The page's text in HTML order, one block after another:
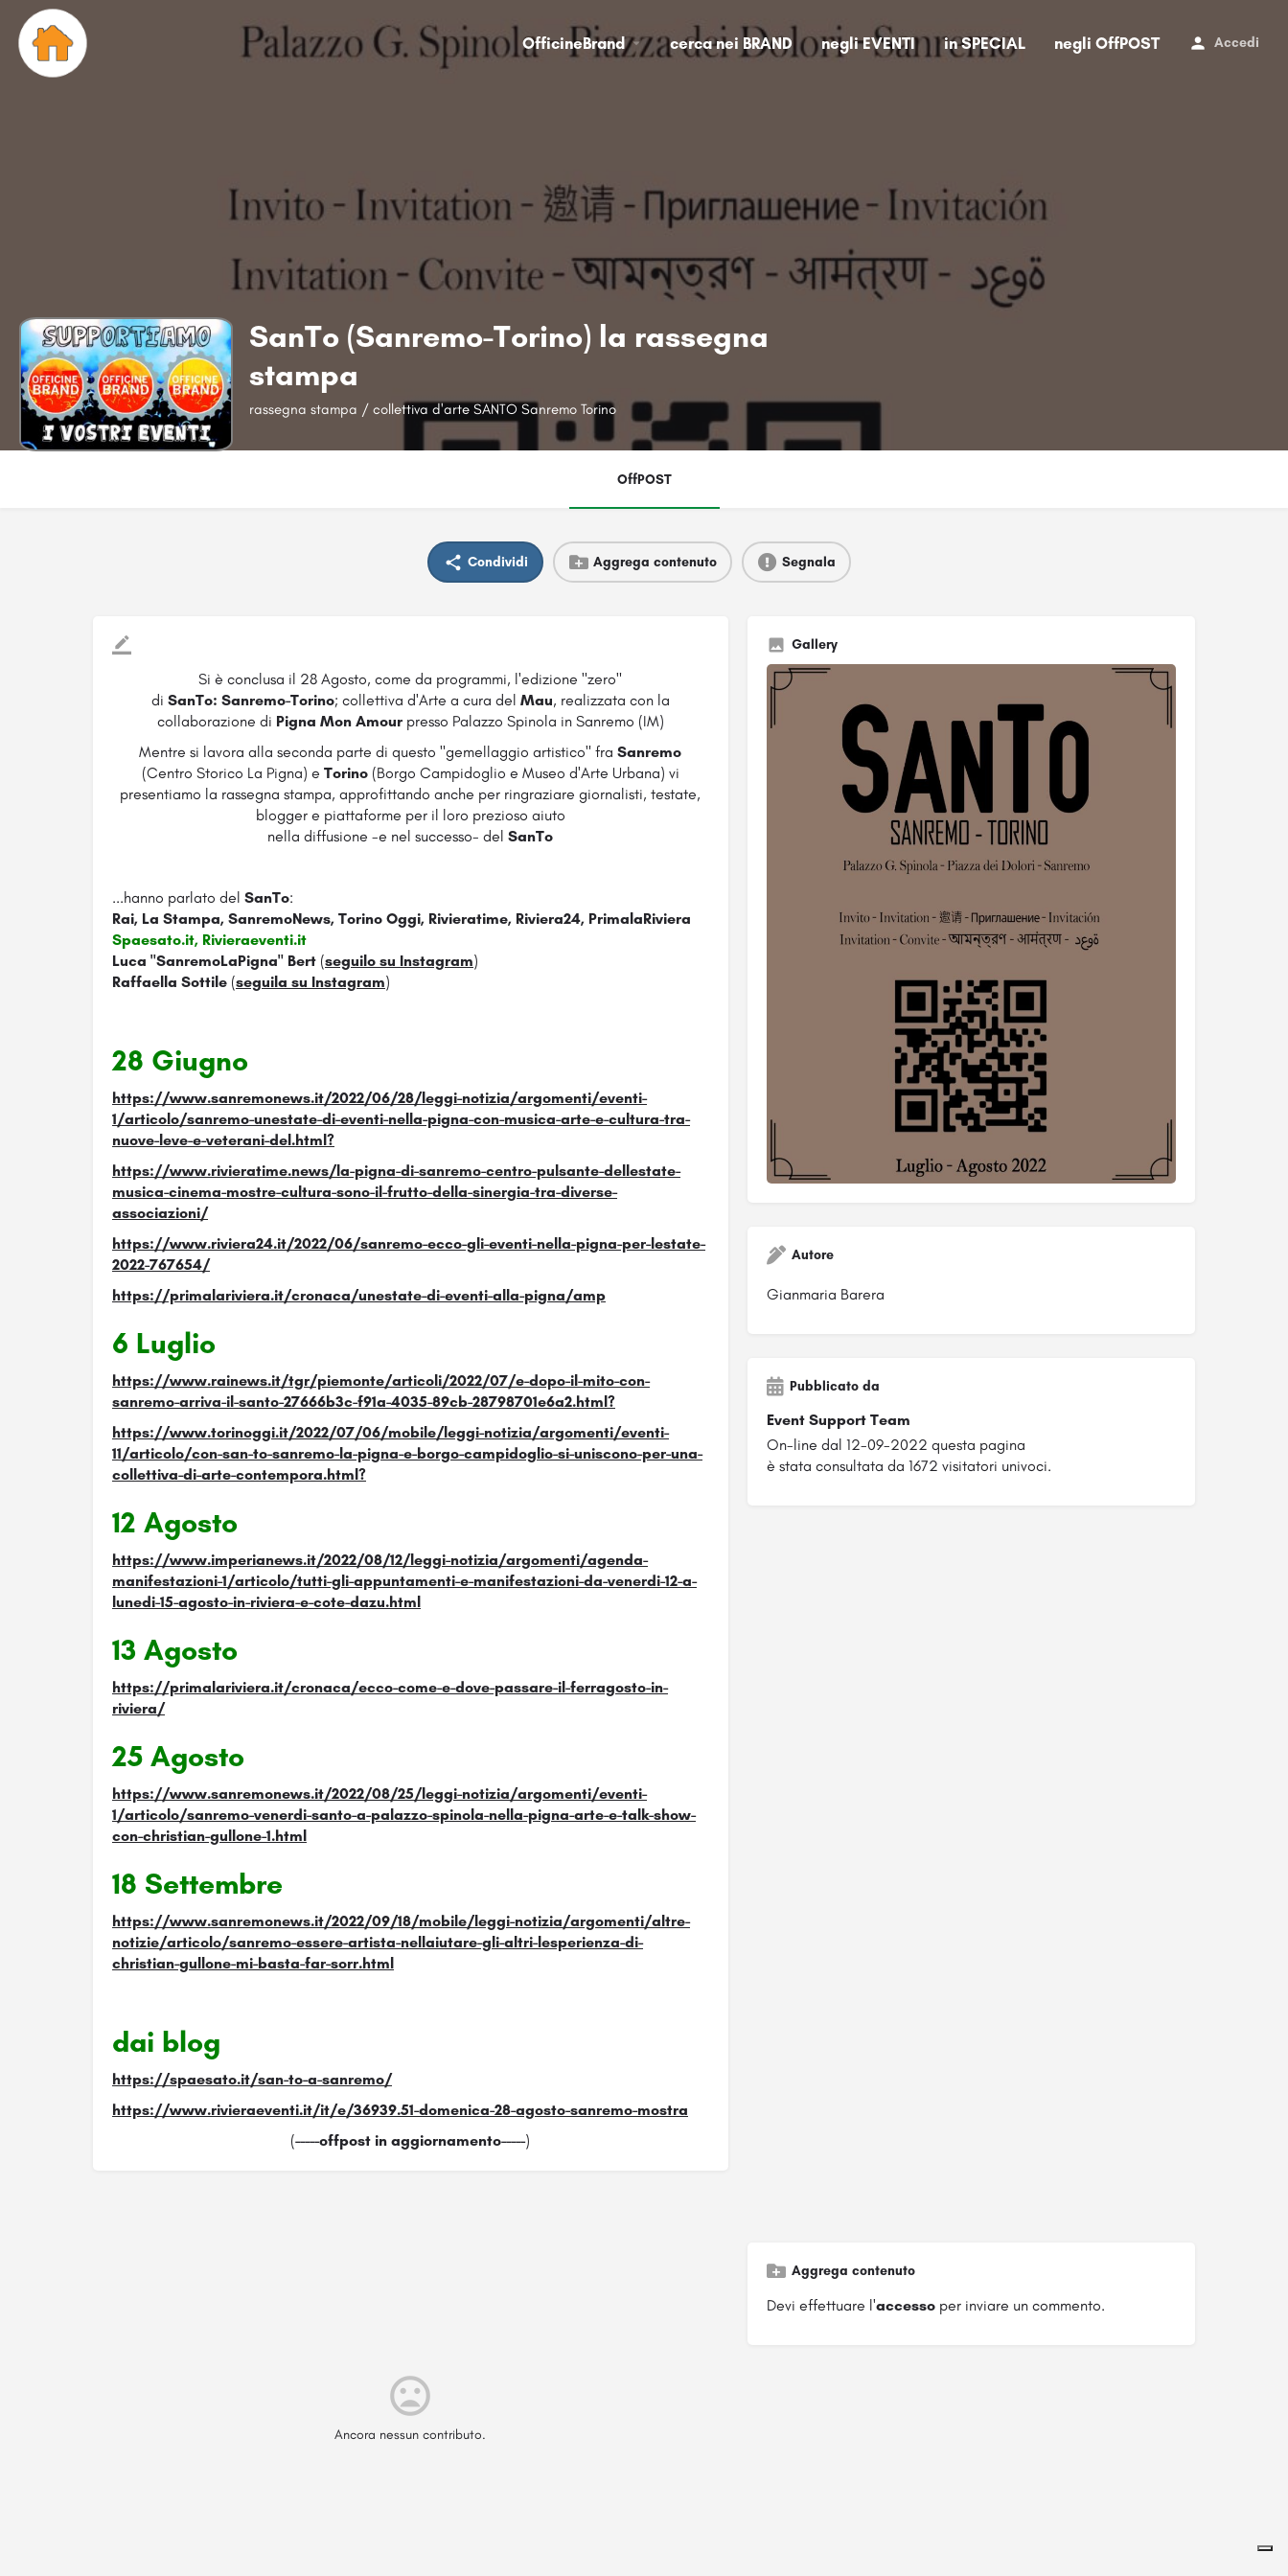
OfficineBrand cerca nei BRAND negli EVENTI in SPECIAL negli OffPOST Accedi
SanTo (Sanremo-Torino) la rassegna
stampa
rassegna stampa / collettiva d'arte SANTO Sanremo Torino
OffPOST
Condividi Aggrega contenuto Segnala
Si è conclusa il 28 Agosto, come da programmi, l'edizione "zero"
di SanTo: Sanremo-Torino; collettiva d'Arte a cura del Mau, realizzata con la
collaborazione di Pigna Mon Amourpresso Palazzo Spinola in Sanremo (IM)
Mentre si lavora alla seconda parte di questo "gemellaggio artistico" fraSanremo
(Centro Storico La Pigna) e Torino(Borgo Campidoglio e Museo d'Arte Urbana) vi
presentiamo la rassegna stampa, approfittando anche per ringraziare giornalisti, testate,
blogger e piattaforme per il loro prezioso aiuto
nella diffusione -e nel successo- delSanTo
...hanno parlato del SanTo:
Rai, La Stampa, SanremoNews, Torino Oggi, Rivieratime, Riviera24, PrimalaRiviera
Spaesato.it, Rivieraeventi.it
Luca "SanremoLaPigna" Bert (seguilo su Instagram)
Raffaella Sottile (seguila su Instagram)
28 Giugno
https://www.sanremonews.it/2022/06/28/leggi-notizia/argomenti/eventi-
1/articolo/sanremo-unestate-di-eventi-nella-pigna-con-musica-arte-e-cultura-tra-
nuove-leve-e-veterani-del.html?
https://www.rivieratime.news/la-pigna-di-sanremo-centro-pulsante-dellestate-
musica-cinema-mostre-cultura-sono-il-frutto-della-sinergia-tra-diverse-
associazioni/
https://www.riviera24.it/2022/06/sanremo-ecco-gli-eventi-nella-pigna-per-lestate-
2022-767654/
https://primalariviera.it/cronaca/unestate-di-eventi-alla-pigna/amp
6 Luglio
https://www.rainews.it/tgr/piemonte/articoli/2022/07/e-dopo-il-mito-con-
sanremo-arriva-il-santo-27666b3c-f91a-4035-89cb-28798701e6a2.html?
https://www.torinoggi.it/2022/07/06/mobile/leggi-notizia/argomenti/eventi-
11/articolo/con-san-to-sanremo-la-pigna-e-borgo-campidoglio-si-uniscono-per-una-
collettiva-di-arte-contempora.html?
12 Agosto
https://www.imperianews.it/2022/08/12/leggi-notizia/argomenti/agenda-
manifestazioni-1/articolo/tutti-gli-appuntamenti-e-manifestazioni-da-venerdi-12-a-
lunedi-15-agosto-in-riviera-e-cote-dazu.html
13 Agosto
https://primalariviera.it/cronaca/ecco-come-e-dove-passare-il-ferragosto-in-
riviera/
25 Agosto
https://www.sanremonews.it/2022/08/25/leggi-notizia/argomenti/eventi-
1/articolo/sanremo-venerdi-santo-a-palazzo-spinola-nella-pigna-arte-e-talk-show-
con-christian-gullone-1.html
18 Settembre
https://www.sanremonews.it/2022/09/18/mobile/leggi-notizia/argomenti/altre-
notizie/articolo/sanremo-essere-artista-nellaiutare-gli-altri-lesperienza-di-
christian-gullone-mi-basta-far-sorr.html
dai blog
https://spaesato.it/san-to-a-sanremo/
https://www.rivieraeventi.it/it/e/36939.51-domenica-28-agosto-sanremo-mostra
(-----offpost in aggiornamento-----)
Gallery
Autore
Gianmaria Barera
Pubblicato da
Event Support Team
On-line dal 12-09-2022 questa pagina
è stata consultata da 1672 visitatori univoci.
Ancora nessun contributo.
Aggrega contenuto
Devi effettuare l'accessoper inviare un commento.